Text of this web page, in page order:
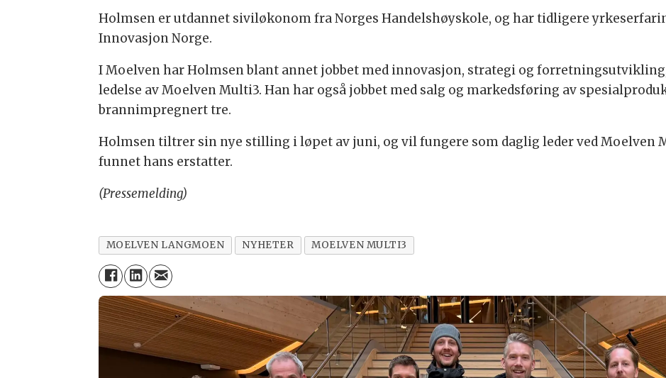
Holmsen er utdannet siviløkonom fra Norges Handelshøyskole, og har tidligere
Innovasjon Norge.
I Moelven har Holmsen blant annet jobbet med innovasjon, strategi og
ledelse av Moelven Multi3. Han har også jobbet med salg og markedsføring av
brannimpregnert tre.
Holmsen tiltrer sin nye stilling i løpet av juni, og vil fungere som daglig leder ved Moelven
funnet hans erstatter.
(Pressemelding)
MOELVEN LANGMOEN NYHETER MOELVEN MULTI3